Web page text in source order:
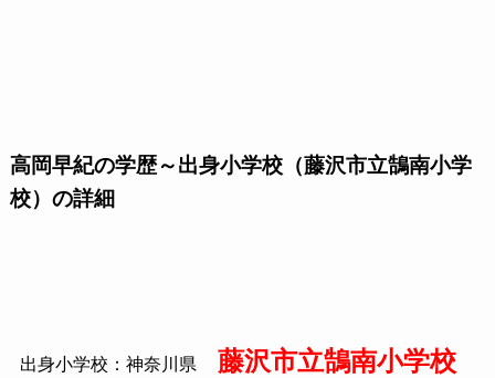
高岡早紀の学歴～出身小学校（藤沢市立鵠南小学
校）の詳細
出身小学校：神奈川県 藤沢市立鵠南小学校